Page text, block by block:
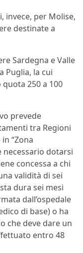
invece, per Molise,
destinate a
Sardegna e Valle
Puglia, la cui
250 a 100
prevede
tra Regioni
“Zona
necessario dotarsi
concessa a chi
validità di sei
dura sei mesi
dall’ospedale
di base) o ha
che deve dare un
entro 48